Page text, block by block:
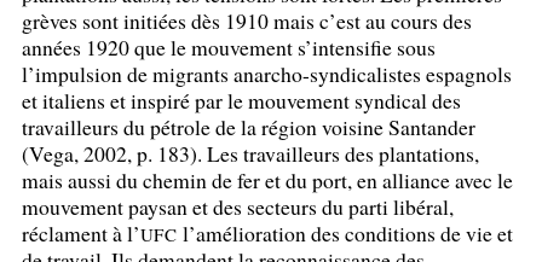
grèves sont initiées dès 1910 mais c’est au cours des
années 1920 que le mouvement s’intensifie sous
l’impulsion de migrants anarcho-syndicalistes espagnols
et italiens et inspiré par le mouvement syndical des
travailleurs du pétrole de la région voisine Santander
(Vega, 2002, p. 183). Les travailleurs des plantations,
mais aussi du chemin de fer et du port, en alliance avec le
mouvement paysan et des secteurs du parti libéral,
réclament à l’UFC l’amélioration des conditions de vie et